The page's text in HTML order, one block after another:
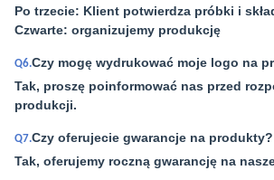
Po trzecie: Klient potwierdza próbki i
Czwarte: organizujemy produkcję
Q6.Czy mogę wydrukować moje logo na
Tak, proszę poinformować nas przed
produkcji.
Q7.Czy oferujecie gwarancje na produkty?
Tak, oferujemy roczną gwarancję na